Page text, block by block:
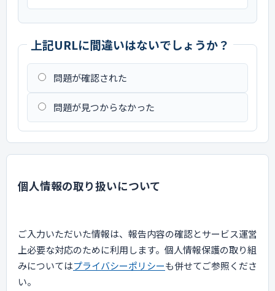
上記URLに間違いはないでしょうか？
問題が確認された
問題が見つからなかった
個人情報の取り扱いについて
ご入力いただいた情報は、報告内容の確認とサービス運営
上必要な対応のために利用します。個人情報保護の取り組
みについてはプライバシーポリシーも併せてご参照くださ
い。